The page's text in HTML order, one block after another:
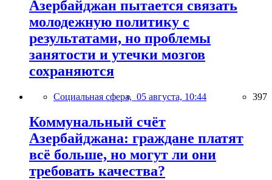
Азербайджан пытается связать
молодежную политику с
результатами, но проблемы
занятости и утечки мозгов
сохраняются
Социальная сфера, 05 августа, 10:44 397
Коммунальный счёт
Азербайджана: граждане платят
всё больше, но могут ли они
требовать качества?